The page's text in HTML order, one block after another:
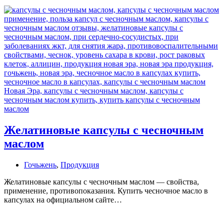
Желатиновые капсулы с чесночным
маслом
Гочьжень, Продукция
Желатиновые капсулы с чесночным маслом — свойства,
применение, противопоказания. Купить чесночное масло в
капсулах на официальном сайте…